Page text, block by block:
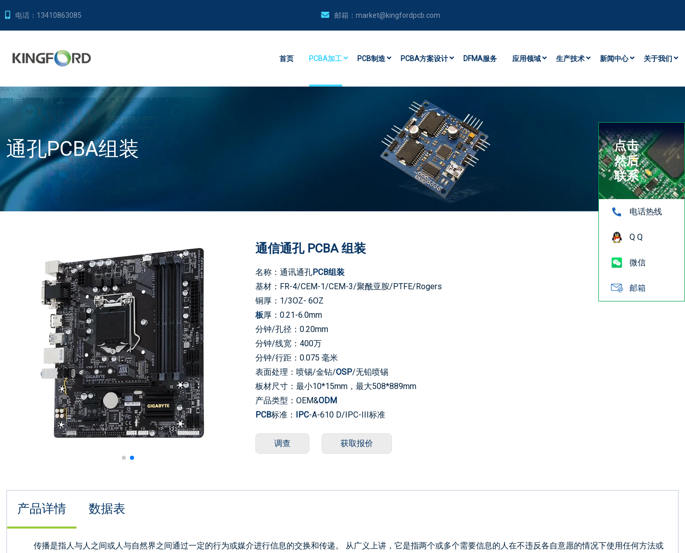
电话： 13410863085 邮箱： market@kingfordpcb.com
首页 PCBA加工 PCB制造 PCBA方案设计 DFMA服务 应用领域 生产技术 新闻中心 关于我们
通孔PCBA组装
通信通孔 PCBA 组装
名称：通讯通孔PCB组装
基材：FR-4/CEM-1/CEM-3/聚酰亚胺/PTFE/Rogers
铜厚：1/3OZ- 6OZ
板厚：0.21-6.0mm
分钟/孔径：0.20mm
分钟/线宽：400万
分钟/行距：0.075 毫米
表面处理：喷锡/金钻/OSP/无铅喷锡
板材尺寸：最小10*15mm，最大508*889mm
产品类型：OEM&ODM
PCB标准： IPC-A-610 D/IPC-III标准
质保：1年
调查 获取报价
产品详情 数据表
传播是指人与人之间或人与自然界之间通过一定的行为或媒介进行信息的交换和传递。 从广义上讲，它是指两个或多个需要信息的人在不违反各自意愿的情况下使用任何方法或
点击
然后
联系
电话热线
Q Q
微信
邮箱